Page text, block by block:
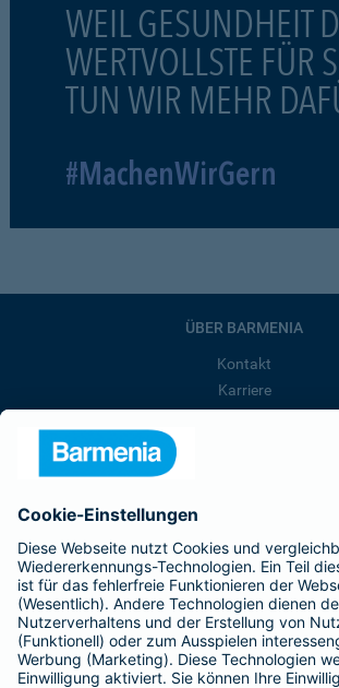
WEIL GESUNDHEIT
WERTVOLLSTE FÜR
TUN WIR MEHR
#MachenWirGern
ÜBER BARMENIA
Kontakt
Karriere
Barmenia ist Teil der
BELIEBTE SEITEN
Kranken-
Tierversicherungen
Haftpflichtversicherung
Hausratversicherung